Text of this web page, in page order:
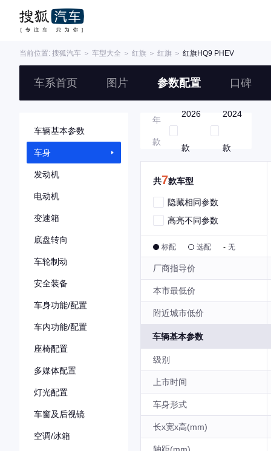
当前位置: 搜狐汽车 ＞ 车型大全 ＞ 红旗 ＞ 红旗 ＞ 红旗HQ9 PHEV
车系首页 图片 参数配置 口碑
车辆基本参数
车身
发动机
电动机
变速箱
底盘转向
车轮制动
安全装备
车身功能/配置
车内功能/配置
座椅配置
多媒体配置
灯光配置
车窗及后视镜
空调/冰箱
年
款
2026
款
2024
款
共7款车型
隐藏相同参数
高亮不同参数
标配 选配 - 无
厂商指导价
本市最低价
附近城市低价
车辆基本参数
级别
上市时间
车身形式
长x宽x高(mm)